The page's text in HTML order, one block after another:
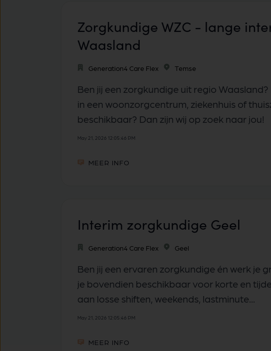
Zorgkundige WZC - lange
Waasland
Generation4 Care Flex Temse
Ben jij een zorgkundige uit regio
in een woonzorgcentrum, ziekenhuis of
beschikbaar? Dan zijn wij op zoek naar jou!
May 21, 2026 12:05:46 PM
MEER INFO
Interim zorgkundige Geel
Generation4 Care Flex Geel
Ben jij een ervaren zorgkundige én werk je
je bovendien beschikbaar voor korte en
aan losse shiften, weekends, lastminute...
May 21, 2026 12:05:46 PM
MEER INFO